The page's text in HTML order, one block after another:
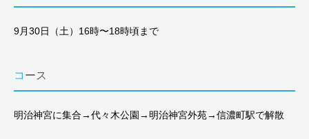
9月30日（土）16時〜18時頃まで
コース
明治神宮に集合→代々木公園→明治神宮外苑→信濃町駅で解散